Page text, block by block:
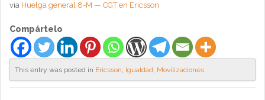
via Huelga general 8-M — CGT en Ericsson
Compártelo
This entry was posted in Ericsson, Igualdad, Movilizaciones.